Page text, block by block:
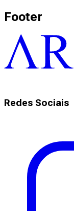
Footer
Redes Sociais